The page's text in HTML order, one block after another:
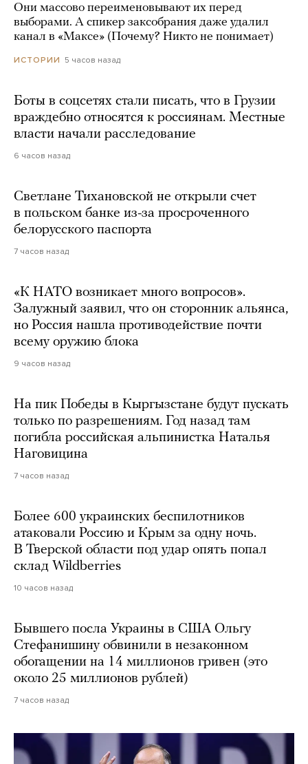
Они массово переименовывают их перед
выборами. А спикер заксобрания даже удалил
канал в «Максе» (Почему? Никто не понимает)
ИСТОРИИ 5 часов назад
Боты в соцсетях стали писать, что в Грузии
враждебно относятся к россиянам. Местные
власти начали расследование
6 часов назад
Светлане Тихановской не открыли счет
в польском банке из-за просроченного
белорусского паспорта
7 часов назад
«К НАТО возникает много вопросов».
Залужный заявил, что он сторонник альянса,
но Россия нашла противодействие почти
всему оружию блока
9 часов назад
На пик Победы в Кыргызстане будут пускать
только по разрешениям. Год назад там
погибла российская альпинистка Наталья
Наговицина
7 часов назад
Более 600 украинских беспилотников
атаковали Россию и Крым за одну ночь.
В Тверской области под удар опять попал
склад Wildberries
10 часов назад
Бывшего посла Украины в США Ольгу
Стефанишину обвинили в незаконном
обогащении на 14 миллионов гривен (это
около 25 миллионов рублей)
7 часов назад